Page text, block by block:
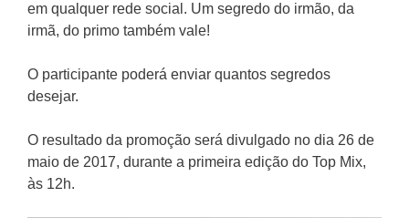
em qualquer rede social. Um segredo do irmão, da
irmã, do primo também vale!
O participante poderá enviar quantos segredos
desejar.
O resultado da promoção será divulgado no dia 26 de
maio de 2017, durante a primeira edição do Top Mix,
às 12h.